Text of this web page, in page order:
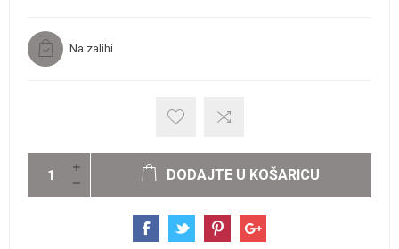
Na zalihi
DODAJTE U KOŠARICU